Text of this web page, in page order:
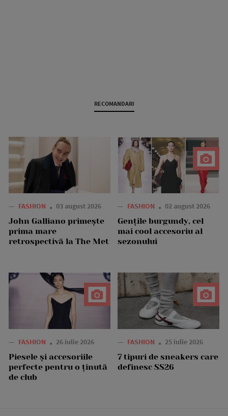
RECOMANDARI
— FASHION 03 august 2026
John Galliano primește
prima mare
retrospectivă la The Met
— FASHION 02 august 2026
Gențile burgundy, cel
mai cool accesoriu al
sezonului
— FASHION 26 iulie 2026
Piesele și accesoriile
perfecte pentru o ținută
de club
— FASHION 25 iulie 2026
7 tipuri de sneakers care
definesc SS26